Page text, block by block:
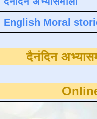
English Moral
Online अभ्यास